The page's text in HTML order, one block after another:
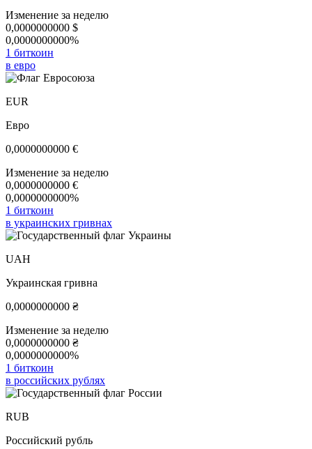
Изменение за неделю
0,0000000000 $
0,0000000000%
1 биткоин
в евро
EUR
Евро
0,0000000000 €
Изменение за неделю
0,0000000000 €
0,0000000000%
1 биткоин
в украинских гривнах
UAH
Украинская гривна
0,0000000000 ₴
Изменение за неделю
0,0000000000 ₴
0,0000000000%
1 биткоин
в российских рублях
RUB
Российский рубль